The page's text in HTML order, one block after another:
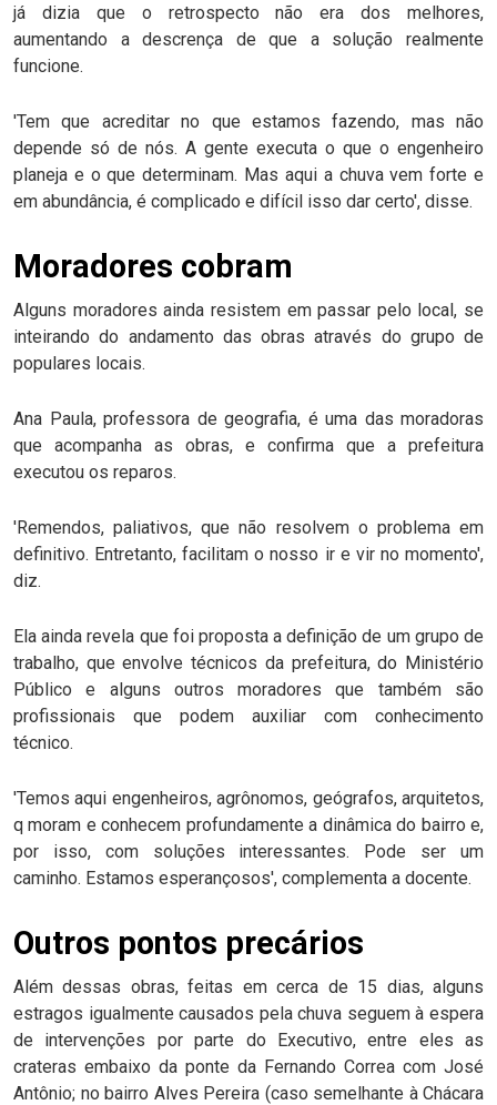
já dizia que o retrospecto não era dos melhores,
aumentando a descrença de que a solução realmente
funcione.
'Tem que acreditar no que estamos fazendo, mas não
depende só de nós. A gente executa o que o engenheiro
planeja e o que determinam. Mas aqui a chuva vem forte e
em abundância, é complicado e difícil isso dar certo', disse.
Moradores cobram
Alguns moradores ainda resistem em passar pelo local, se
inteirando do andamento das obras através do grupo de
populares locais.
Ana Paula, professora de geografia, é uma das moradoras
que acompanha as obras, e confirma que a prefeitura
executou os reparos.
'Remendos, paliativos, que não resolvem o problema em
definitivo. Entretanto, facilitam o nosso ir e vir no momento',
diz.
Ela ainda revela que foi proposta a definição de um grupo de
trabalho, que envolve técnicos da prefeitura, do Ministério
Público e alguns outros moradores que também são
profissionais que podem auxiliar com conhecimento
técnico.
'Temos aqui engenheiros, agrônomos, geógrafos, arquitetos,
q moram e conhecem profundamente a dinâmica do bairro e,
por isso, com soluções interessantes. Pode ser um
caminho. Estamos esperançosos', complementa a docente.
Outros pontos precários
Além dessas obras, feitas em cerca de 15 dias, alguns
estragos igualmente causados pela chuva seguem à espera
de intervenções por parte do Executivo, entre eles as
crateras embaixo da ponte da Fernando Correa com José
Antônio; no bairro Alves Pereira (caso semelhante à Chácara